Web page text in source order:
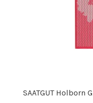
SAATGUT Holborn